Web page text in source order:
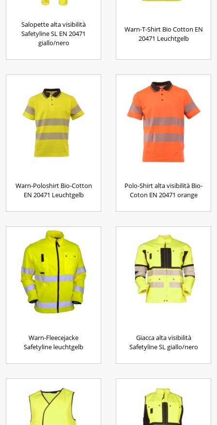
Salopette alta visibilità
Safetyline SL EN 20471
giallo/nero
Warn-T-Shirt Bio Cotton EN
20471 Leuchtgelb
Warn-Poloshirt Bio-Cotton
EN 20471 Leuchtgelb
Polo-Shirt alta visibilità Bio-
Coton EN 20471 orange
Warn-Fleecejacke
Safetyline leuchtgelb
Giacca alta visibilità
Safetyline SL giallo/nero